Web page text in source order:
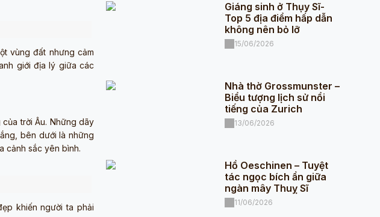
vùng đất nhưng cảm
giới địa lý giữa các
trời Âu. Những dãy
bên dưới là những
cảnh sắc yên bình.
khiến người ta phải
Giáng sinh ở Thụy Sĩ-
Top 5 địa điểm hấp dẫn
không nên bỏ lỡ
15/06/2026
Nhà thờ Grossmunster –
Biểu tượng lịch sử nổi
tiếng của Zurich
13/06/2026
Hồ Oeschinen – Tuyệt
tác ngọc bích ẩn giữa
ngàn mây Thuỵ Sĩ
11/06/2026